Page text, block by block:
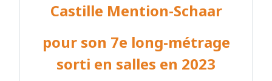
Castille Mention-Schaar
pour son 7e long-métrage
sorti en salles en 2023